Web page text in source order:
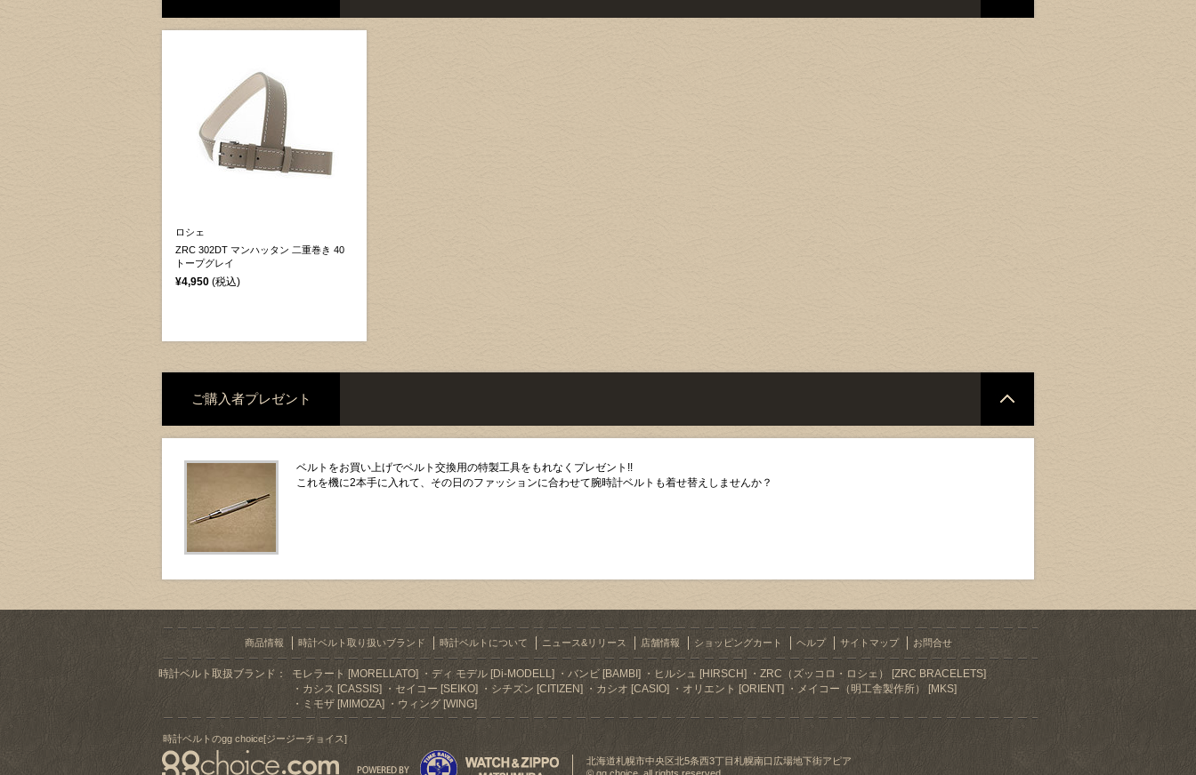
ロシェ
ZRC 302DT マンハッタン 二重巻き 40
トープグレイ
¥4,950 (税込)
ご購入者プレゼント
ベルトをお買い上げでベルト交換用の特製工具をもれなくプレゼント!!
これを機に2本手に入れて、その日のファッションに合わせて腕時計ベルトも着せ替えしませんか？
商品情報 時計ベルト取り扱いブランド 時計ベルトについて ニュース&リリース 店舗情報 ショッピングカート ヘルプ サイトマップ お問合せ
時計ベルト取扱ブランド： モレラート [MORELLATO] ディ モデル [Di-MODELL] バンビ [BAMBI] ヒルシュ [HIRSCH]
ZRC（ズッコロ・ロシェ） [ZRC BRACELETS]
カシス [CASSIS]
セイコー [SEIKO] シチズン [CITIZEN] カシオ [CASIO] オリエント [ORIENT]
メイコー（明工舎製作所） [MKS]
ミモザ [MIMOZA]
ウィング [WING]
時計ベルトのgg choice[ジージーチョイス]
北海道札幌市中央区北5条西3丁目札幌南口広場地下街アピア